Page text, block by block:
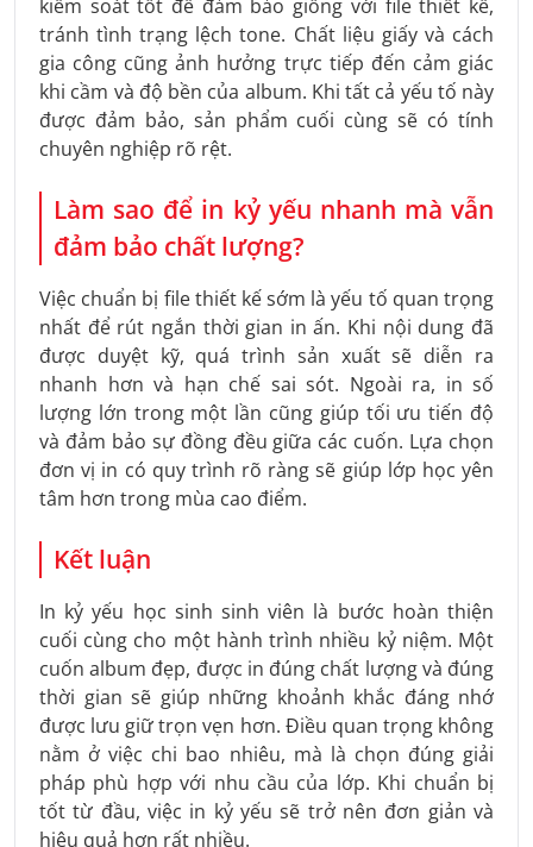
kiểm soát tốt để đảm bảo giống với file thiết kế,
tránh tình trạng lệch tone. Chất liệu giấy và cách
gia công cũng ảnh hưởng trực tiếp đến cảm giác
khi cầm và độ bền của album. Khi tất cả yếu tố này
được đảm bảo, sản phẩm cuối cùng sẽ có tính
chuyên nghiệp rõ rệt.
Làm sao để in kỷ yếu nhanh mà vẫn
đảm bảo chất lượng?
Việc chuẩn bị file thiết kế sớm là yếu tố quan trọng
nhất để rút ngắn thời gian in ấn. Khi nội dung đã
được duyệt kỹ, quá trình sản xuất sẽ diễn ra
nhanh hơn và hạn chế sai sót. Ngoài ra, in số
lượng lớn trong một lần cũng giúp tối ưu tiến độ
và đảm bảo sự đồng đều giữa các cuốn. Lựa chọn
đơn vị in có quy trình rõ ràng sẽ giúp lớp học yên
tâm hơn trong mùa cao điểm.
Kết luận
In kỷ yếu học sinh sinh viên là bước hoàn thiện
cuối cùng cho một hành trình nhiều kỷ niệm. Một
cuốn album đẹp, được in đúng chất lượng và đúng
thời gian sẽ giúp những khoảnh khắc đáng nhớ
được lưu giữ trọn vẹn hơn. Điều quan trọng không
nằm ở việc chi bao nhiêu, mà là chọn đúng giải
pháp phù hợp với nhu cầu của lớp. Khi chuẩn bị
tốt từ đầu, việc in kỷ yếu sẽ trở nên đơn giản và
hiệu quả hơn rất nhiều.